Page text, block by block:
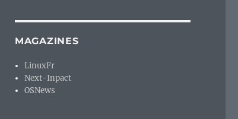
MAGAZINES
LinuxFr
Next-Inpact
OSNews